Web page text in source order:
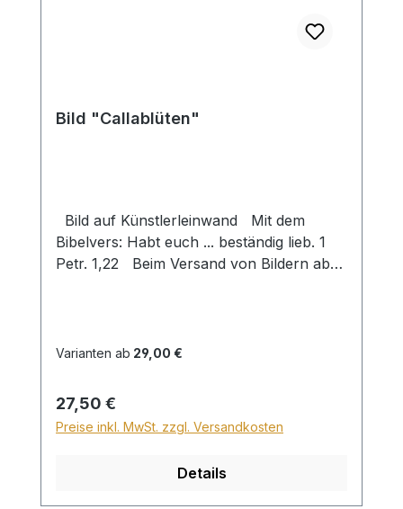
Bild "Callablüten"
Bild auf Künstlerleinwand Mit dem
Bibelvers: Habt euch ... beständig lieb. 1
Petr. 1,22 Beim Versand von Bildern ab
Höhe von 28,99€ berechnet. Für den
Sperrgutzuschlag 30€.
Varianten ab 29,00 €
Regulärer Preis:
27,50 €
Preise inkl. MwSt. zzgl. Versandkosten
Details